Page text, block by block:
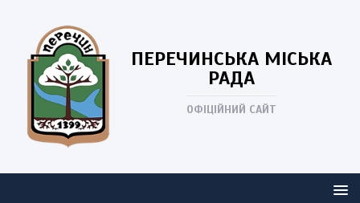
ПЕРЕЧИНСЬКА МІСЬКА
РАДА
ОФІЦІЙНИЙ САЙТ